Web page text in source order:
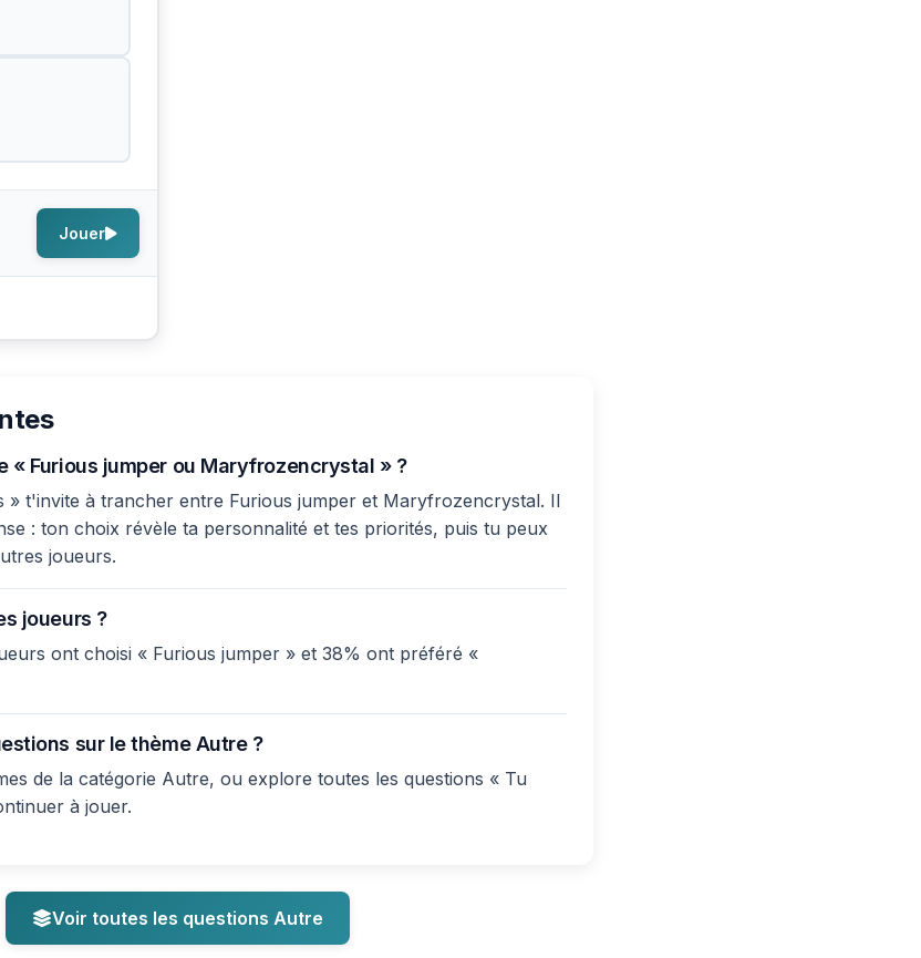
Jouer
« Furious jumper ou Maryfrozencrystal » ?
» t'invite à trancher entre Furious jumper et Maryfrozencrystal. Il
: ton choix révèle ta personnalité et tes priorités, puis tu peux
joueurs.
joueurs ?
ont choisi « Furious jumper » et 38% ont préféré «
sur le thème Autre ?
de la catégorie Autre, ou explore toutes les questions « Tu
à jouer.
Voir toutes les questions Autre